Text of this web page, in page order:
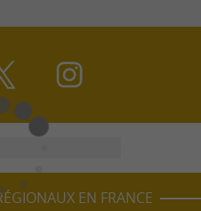
EN FRANCE